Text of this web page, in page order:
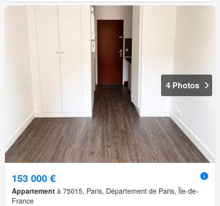
4 Photos
153 000 €
Appartement à 75015, Paris, Département de Paris, Île-de-
France